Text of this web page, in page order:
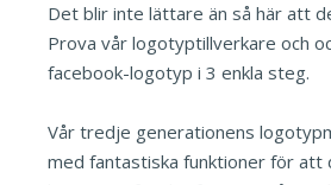
Det blir inte lättare än så här att
Prova vår logotyptillverkare och
facebook-logotyp i 3 enkla steg.
Vår tredje generationens
med fantastiska funktioner för att